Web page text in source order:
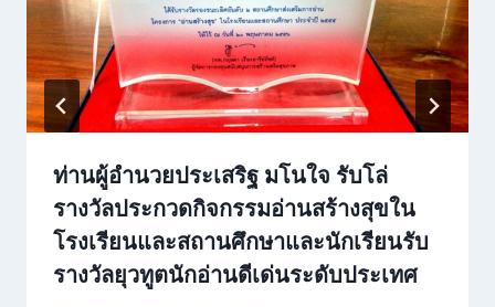
ท่านผู้อำนวยประเสริฐ มโนใจ รับโล่
รางวัลประกวดกิจกรรมอ่านสร้างสุขใน
โรงเรียนและสถานศึกษาและนักเรียนรับ
รางวัลยุวทูตนักอ่านดีเด่นระดับประเทศ